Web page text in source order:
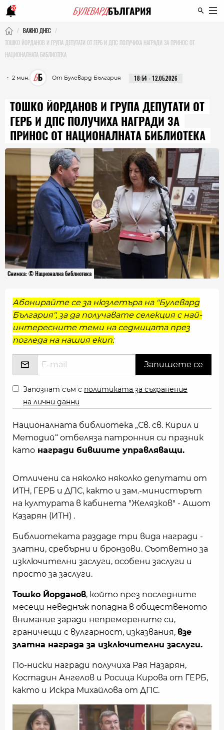
20
ВАЖНО ДНЕС
ТОШКО ЙОРДАНОВ И ГРУПА ДЕПУТАТИ ОТ ГЕРБ И ДПС ПОЛУЧИХА НАГРАДИ ЗА ПРИНОС ОТ
НАЦИОНАЛНАТА БИБЛИОТЕКА
・ 2 мин. От Булевард България 18:54 - 12.05.2026
ТОШКО ЙОРДАНОВ И ГРУПА ДЕПУТАТИ ОТ
ГЕРБ И ДПС ПОЛУЧИХА НАГРАДИ ЗА
ПРИНОС ОТ НАЦИОНАЛНАТА БИБЛИОТЕКА
Снимка: © Национална библиотека
Абонирайте се за нюзлетъра на "Булевард
България", за да получавате селекция с най-
интересните теми на седмицата през
погледа на нашия екип:
Запознат съм с политиката за съхранение
на лични данни
Националната библиотека „Св. св. Кирил и
Методий“ отбеляза патронния си празник
като награди бившите управляващи.
Отличени са няколко няколко депутати от
ИТН, ГЕРБ и ДПС, както и зам.-министърът
на културата в кабинета "Желязков" - Ашот
Казарян (ИТН) .
Библиотеката раздаде три вида награди -
златни, сребърни и бронзови. Съответно за
изключителни заслуги, особени заслуги и
просто за заслуги.
Тошко Йорданов, който през последните
месеци неведнъж попадна в общественото
внимание заради непремерените си,
граничещи с вулгарност, изказвания, взе
златна награда за изключителни заслуги.
По-ниски награди получиха Рая Назарян,
Костадин Ангелов и Росица Кирова от ГЕРБ,
както и Искра Михайлова от ДПС.